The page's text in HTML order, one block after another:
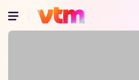
Oeps, browser niet